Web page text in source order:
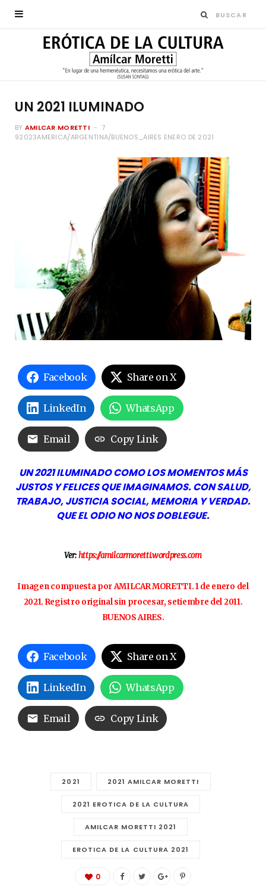
UN 2021 ILUMINADO
BY AMILCAR MORETTI
7
92023AMERICA/ARGENTINA/BUENOS_AIRES ENERO DE 2021
Facebook Share on X
LinkedIn WhatsApp
Email Copy Link
UN 2021 ILUMINADO COMO LOS MOMENTOS MÁS
JUSTOS Y FELICES QUE IMAGINAMOS. CON SALUD,
TRABAJO, JUSTICIA SOCIAL, MEMORIA Y VERDAD.
QUE EL ODIO NO NOS DOBLEGUE.
Ver:https://amilcarmoretti.wordpress.com
Imagen compuesta por AMILCAR MORETTI. 1 de enero del
2021. Registro original sin procesar, setiembre del 2011.
BUENOS AIRES.
Facebook Share on X
LinkedIn WhatsApp
Email Copy Link
2021 2021 AMILCAR MORETTI
2021 EROTICA DE LA CULTURA
AMILCAR MORETTI 2021
EROTICA DE LA CULTURA 2021
0